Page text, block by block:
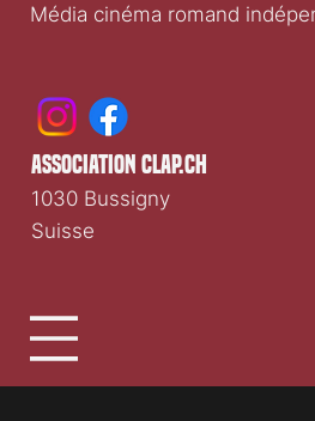
Média cinéma romand
association clap.ch
1030 Bussigny
Suisse